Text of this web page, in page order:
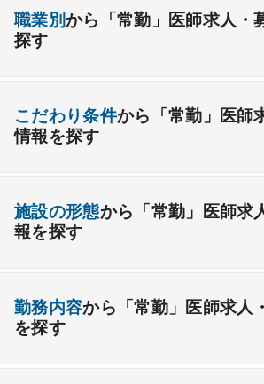
一般内科 呼吸器内科 消化器内科
老人内科 リウマチ内科
消化器外科
整形外科 形成外科 美容外科
その他
職業別から「常勤」医師求人・
探す
こだわり条件から「常勤」医師
情報を探す
開業支援あり
外来のみの勤務可能 給与インセン
夜間当直なしの勤務可
後期研修可能 週4日の勤務可能
施設の形態から「常勤」医師求
報を探す
療養＋精神
勤務内容から「常勤」医師求人
を探す